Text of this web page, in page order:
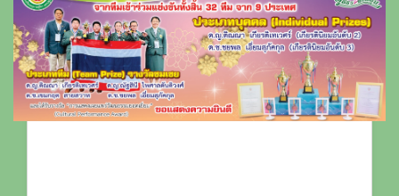
บุคลากรโรงเรียน
ที่ตั้งโรงเรียน
ติดต่อโรงเรียน